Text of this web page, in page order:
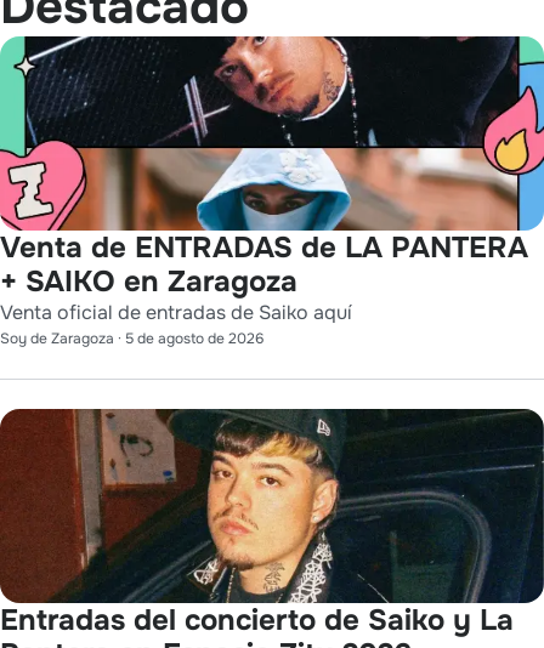
Venta de ENTRADAS de LA PANTERA
+ SAIKO en Zaragoza
Venta oficial de entradas de Saiko aquí
Soy de Zaragoza · 5 de agosto de 2026
Entradas del concierto de Saiko y La